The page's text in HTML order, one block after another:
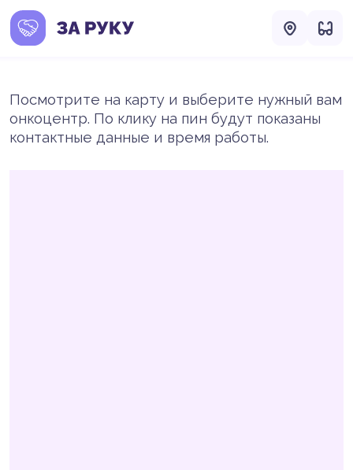
Посмотрите на карту и выберите нужный вам
онкоцентр. По клику на пин будут показаны
контактные данные и время работы.